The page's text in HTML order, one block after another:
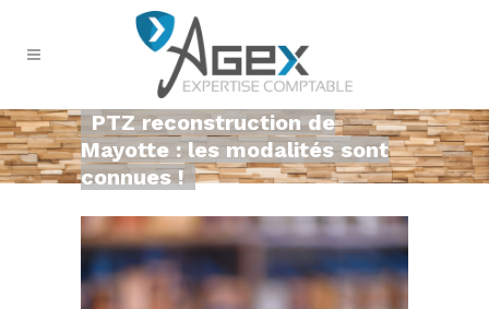
PTZ reconstruction de
Mayotte : les modalités sont
connues !